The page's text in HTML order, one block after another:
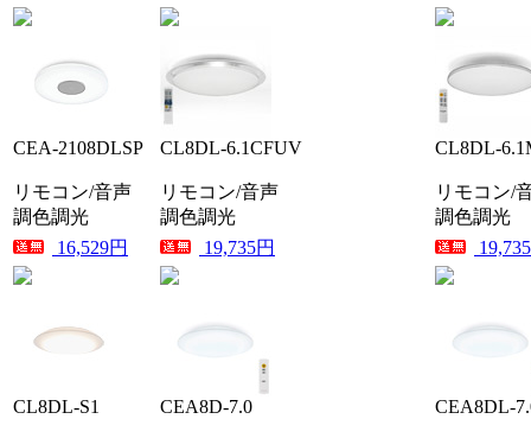
CEA-2108DLSP
リモコン/音声
調色調光
16,529円
CL8DL-6.1CFUV
リモコン/音声
調色調光
19,735円
CL8DL-
リモコン/
調色調光
CL8DL-S1 CEA8D-7.0 CEA8DL-